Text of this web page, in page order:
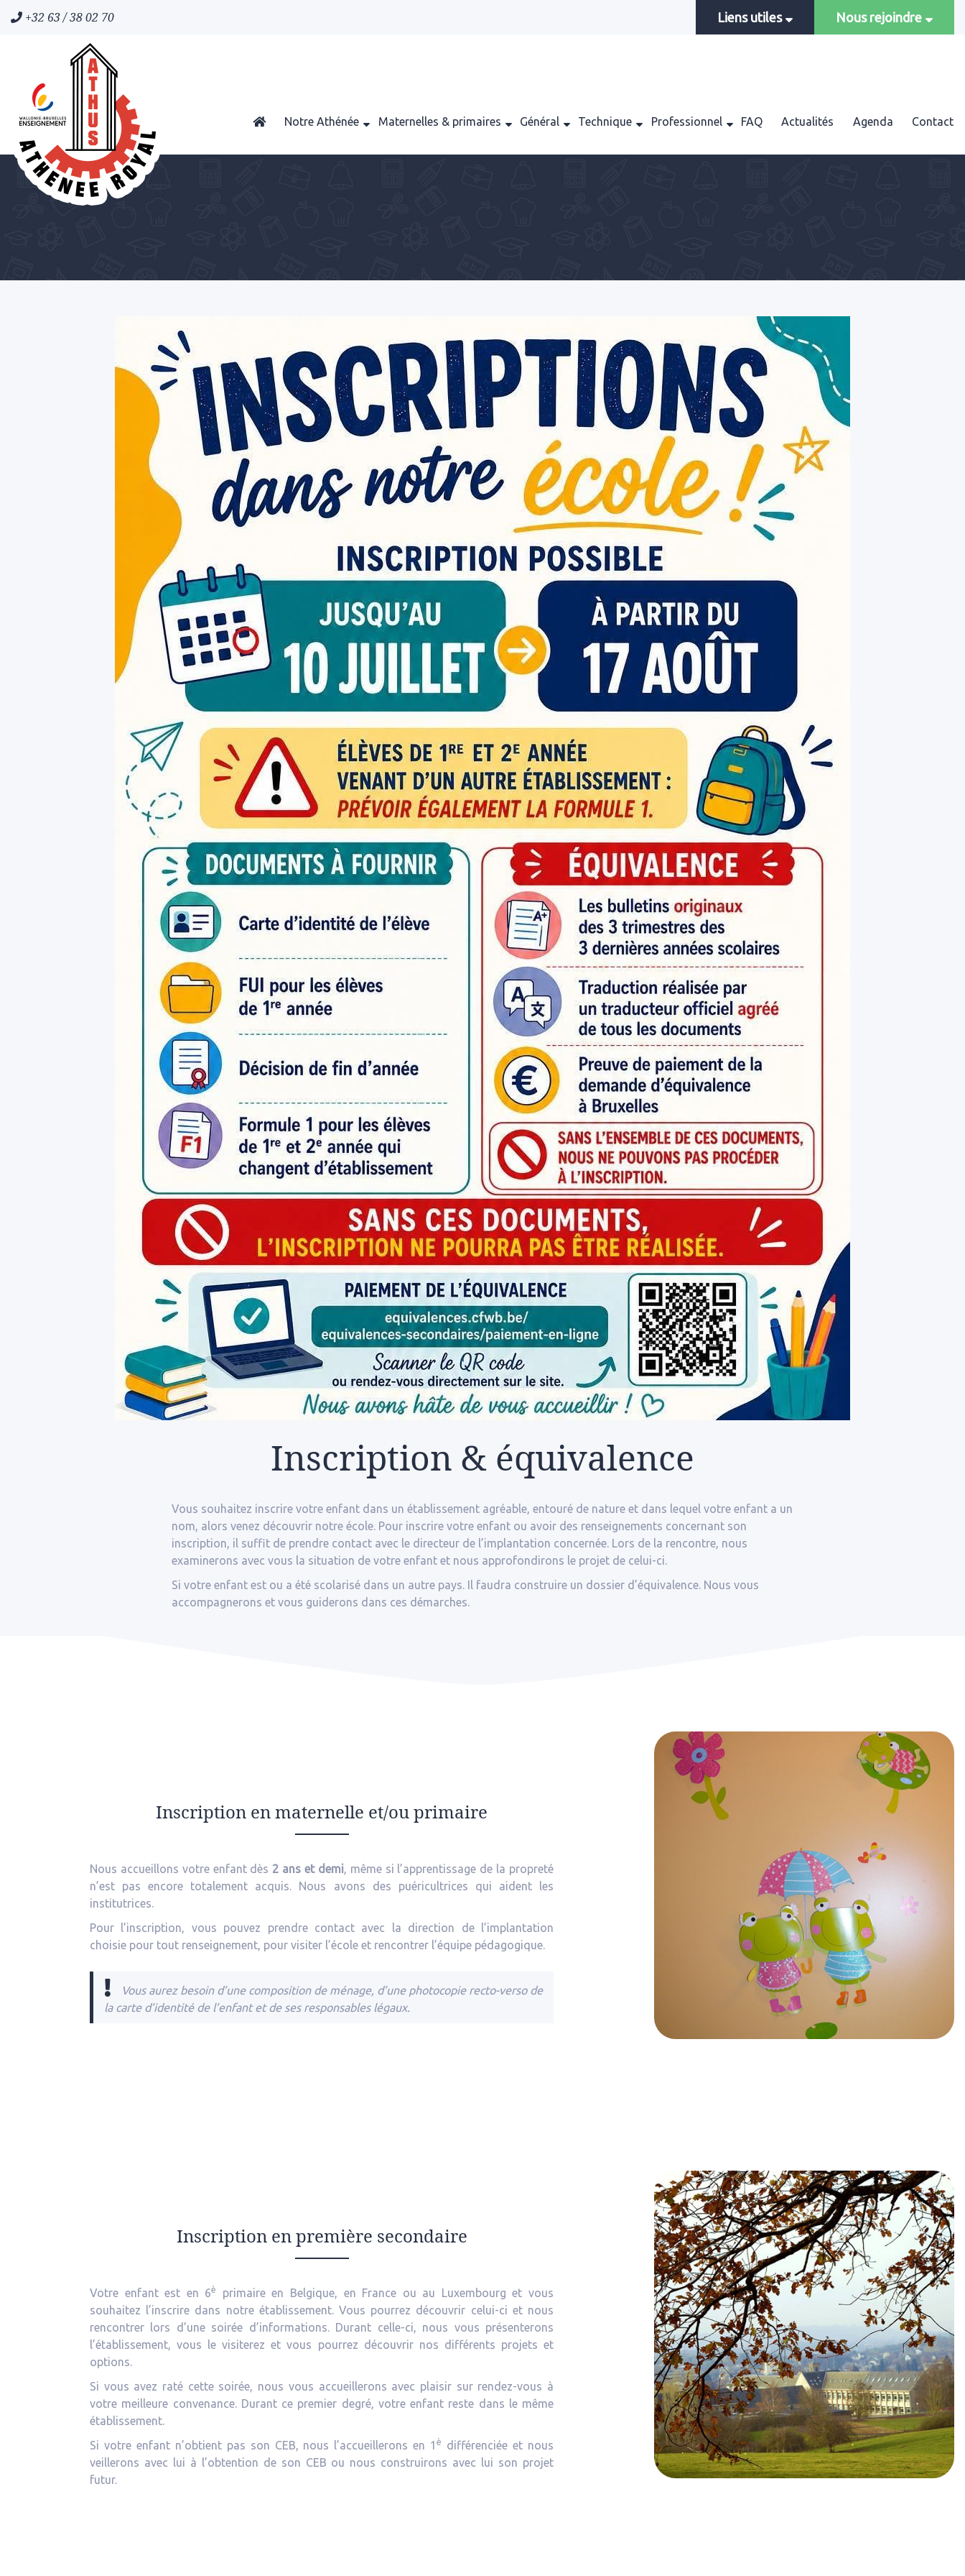
+32 63 / 38 02 70 Liens utiles Nous rejoindre
Notre Athénée Maternelles & primaires Général Technique Professionnel FAQ Actualités Agenda Contact
Inscription & équivalence
Vous souhaitez inscrire votre enfant dans un établissement agréable, entouré de nature et dans lequel votre enfant a un
nom, alors venez découvrir notre école. Pour inscrire votre enfant ou avoir des renseignements concernant son
inscription, il suffit de prendre contact avec le directeur de l’implantation concernée. Lors de la rencontre, nous
examinerons avec vous la situation de votre enfant et nous approfondirons le projet de celui-ci.
Si votre enfant est ou a été scolarisé dans un autre pays. Il faudra construire un dossier d’équivalence. Nous vous
accompagnerons et vous guiderons dans ces démarches.
Inscription en maternelle et/ou primaire
Nous accueillons votre enfant dès 2 ans et demi, même si l’apprentissage de la propreté
n’est pas encore totalement acquis. Nous avons des puéricultrices qui aident les
institutrices.
Pour l’inscription, vous pouvez prendre contact avec la direction de l’implantation
choisie pour tout renseignement, pour visiter l’école et rencontrer l’équipe pédagogique.
Vous aurez besoin d’une composition de ménage, d’une photocopie recto-verso de
la carte d’identité de l’enfant et de ses responsables légaux.
Inscription en première secondaire
Votre enfant est en 6è
primaire en Belgique, en France ou au Luxembourg et vous
souhaitez l’inscrire dans notre établissement. Vous pourrez découvrir celui-ci et nous
rencontrer lors d’une soirée d’informations. Durant celle-ci, nous vous présenterons
l’établissement, vous le visiterez et vous pourrez découvrir nos différents projets et
options.
Si vous avez raté cette soirée, nous vous accueillerons avec plaisir sur rendez-vous à
votre meilleure convenance. Durant ce premier degré, votre enfant reste dans le même
établissement.
Si votre enfant n’obtient pas son CEB, nous l’accueillerons en 1è
différenciée et nous
veillerons avec lui à l’obtention de son CEB ou nous construirons avec lui son projet
futur.